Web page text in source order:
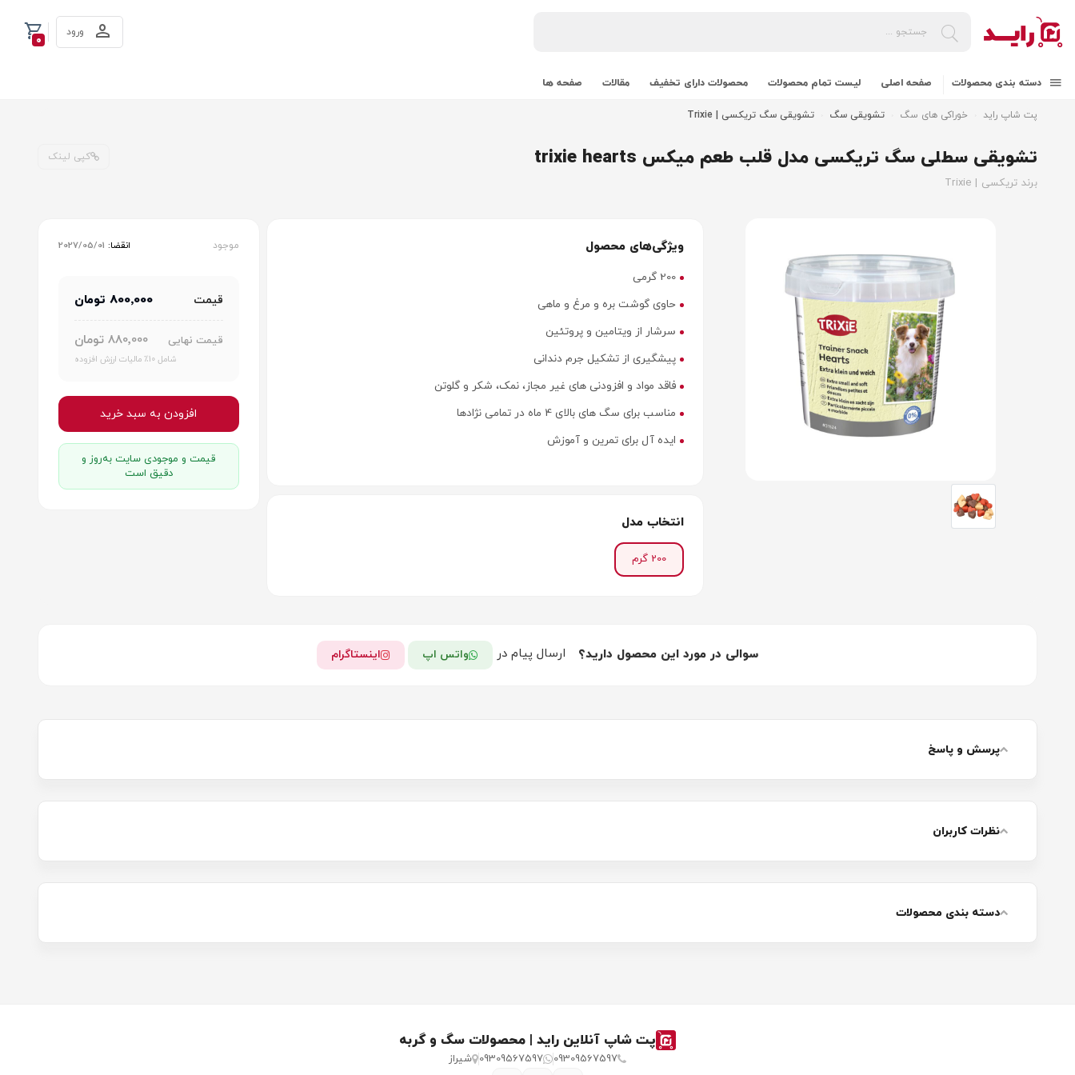
0
ورود
دسته بندی محصولات صفحه اصلی لیست تمام محصولات محصولات دارای تخفیف مقالات صفحه ها
پت شاپ راید خوراکی های سگ تشویقی سگ تشویقی سگ تریکسی | Trixie
تشویقی سطلی سگ تریکسی مدل قلب طعم میکس trixie hearts کپی لینک
برند تریکسی | Trixie
ویژگی‌های محصول
200 گرمی
حاوی گوشت بره و مرغ و ماهی
سرشار از ویتامین و پروتئین
پیشگیری از تشکیل جرم دندانی
فاقد مواد و افزودنی های غیر مجاز، نمک، شکر و گلوتن
مناسب برای سگ های بالای 4 ماه در تمامی نژادها
ایده آل برای تمرین و آموزش
انتخاب مدل
200 گرم
موجود انقضا: 2027/05/01
قیمت 800٬000 تومان
قیمت نهایی 880٬000 تومان
شامل 10٪ مالیات ارزش افزوده
افزودن به سبد خرید
قیمت و موجودی سایت به‌روز و
دقیق است
سوالی در مورد این محصول دارید؟ ارسال پیام در واتس اپ اینستاگرام
پرسش و پاسخ
نظرات کاربران
دسته بندی محصولات
پت شاپ آنلاین راید | محصولات سگ و گربه
09309567597
09309567597 شیراز